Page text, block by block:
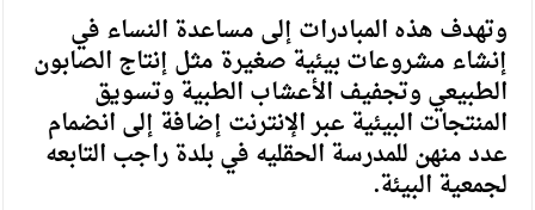
وتهدف هذه المبادرات إلى مساعدة النساء في
إنشاء مشروعات بيئية صغيرة مثل إنتاج الصابون
الطبيعي وتجفيف الأعشاب الطبية وتسويق
المنتجات البيئية عبر الإنترنت إضافة إلى انضمام
عدد منهن للمدرسة الحقليه في بلدة راجب التابعه
لجمعية البيئة.